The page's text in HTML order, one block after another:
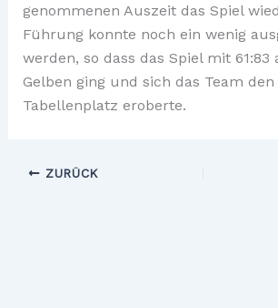
genommenen Auszeit das Spiel
Führung konnte noch ein wenig
werden, so dass das Spiel mit 61:83
Gelben ging und sich das Team
Tabellenplatz eroberte.
ZURÜCK